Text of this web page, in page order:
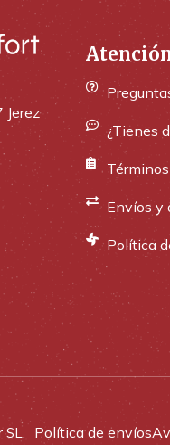
¿Tienes
Envíos y
Política
Política de envíos